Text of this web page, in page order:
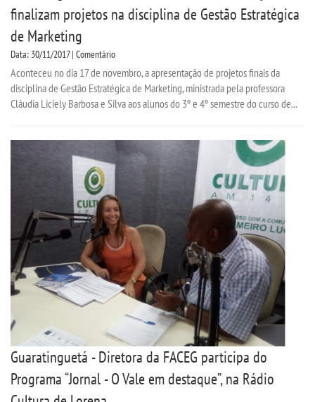
finalizam projetos na disciplina de Gestão Estratégica
de Marketing
Data: 30/11/2017 | Comentário
Aconteceu no dia 17 de novembro, a apresentação de projetos finais da
disciplina de Gestão Estratégica de Marketing, ministrada pela professora
Cláudia Liciely Barbosa e Silva aos alunos do 3º e 4º semestre do curso de...
Guaratinguetá - Diretora da FACEG participa do
Programa “Jornal - O Vale em destaque”, na Rádio